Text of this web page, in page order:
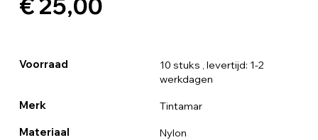
Voorraad 10 stuks , levertijd: 1-2
werkdagen
Merk Tintamar
Materiaal Nylon